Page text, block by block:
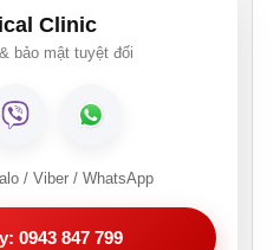
Clinic
bảo mật tuyệt đối
/ Viber / WhatsApp
0943 847 799